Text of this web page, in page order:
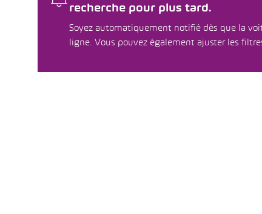
recherche pour plus tard.
Soyez automatiquement notifié dès que la
ligne. Vous pouvez également ajuster les